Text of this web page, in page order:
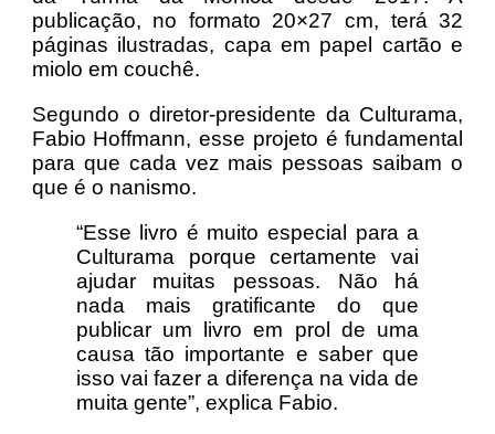
publicação, no formato 20×27 cm, terá 32
páginas ilustradas, capa em papel cartão e
miolo em couchê.
Segundo o diretor-presidente da Culturama,
Fabio Hoffmann, esse projeto é fundamental
para que cada vez mais pessoas saibam o
que é o nanismo.
“Esse livro é muito especial para a
Culturama porque certamente vai
ajudar muitas pessoas. Não há
nada mais gratificante do que
publicar um livro em prol de uma
causa tão importante e saber que
isso vai fazer a diferença na vida de
muita gente”, explica Fabio.